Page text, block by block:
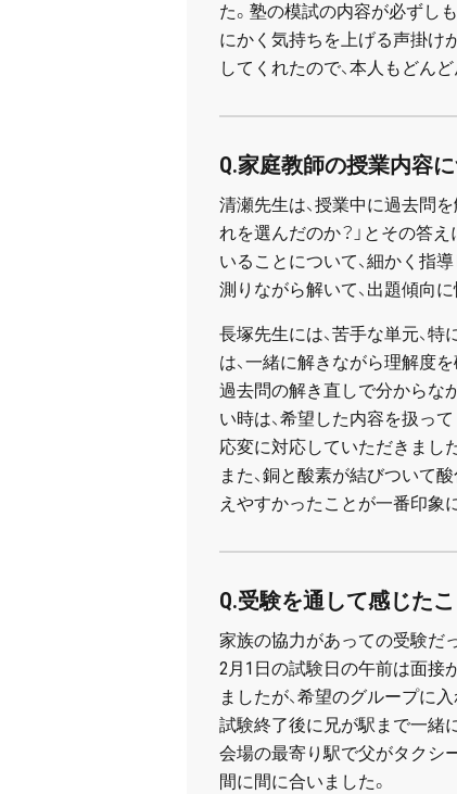
た。塾の模試の内容が必ずし
にかく気持ちを上げる声掛け
してくれたので、本人もどん
Q.家庭教師の授業内容に
清瀬先生は、授業中に過去問を
れを選んだのか？」とその答
いることについて、細かく指
測りながら解いて、出題傾向
長塚先生には、苦手な単元、
は、一緒に解きながら理解度
過去問の解き直しで分からな
い時は、希望した内容を扱っ
応変に対応していただきました
また、銅と酸素が結びついて
えやすかったことが一番印象
Q.受験を通して感じたこ
家族の協力があっての受験だ
2月1日の試験日の午前は面接
ましたが、希望のグループに
試験終了後に兄が駅まで一緒
会場の最寄り駅で父がタクシ
間に間に合いました。